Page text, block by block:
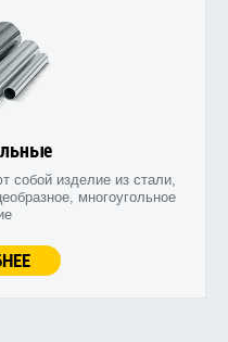
собой изделие из стали,
многоугольное